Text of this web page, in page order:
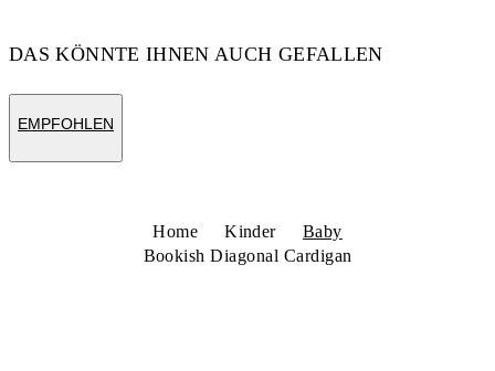
DAS KÖNNTE IHNEN AUCH GEFALLEN
EMPFOHLEN
Home Kinder
Baby
Bookish Diagonal Cardigan